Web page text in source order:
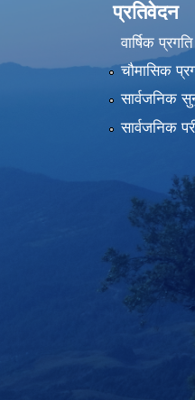
प्रतिवेदन
वार्षिक
चौमासिक
सार्वजनिक
सार्वजनिक